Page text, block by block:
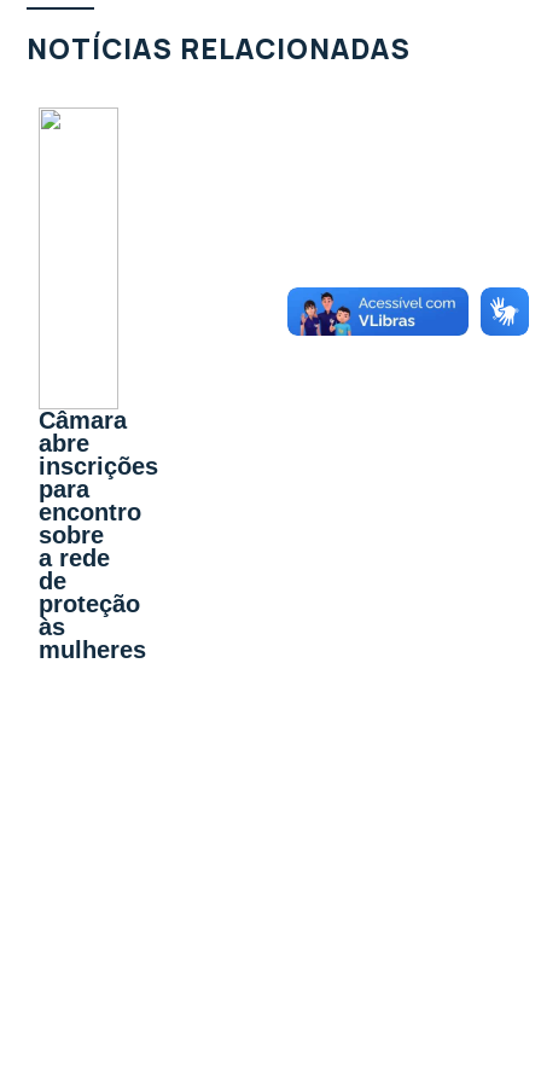
Câmara
abre
inscrições
para
encontro
sobre
a rede
de
proteção
às
mulheres
NOTÍCIAS RELACIONADAS